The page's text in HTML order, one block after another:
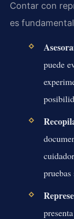
Contar con
es
puede